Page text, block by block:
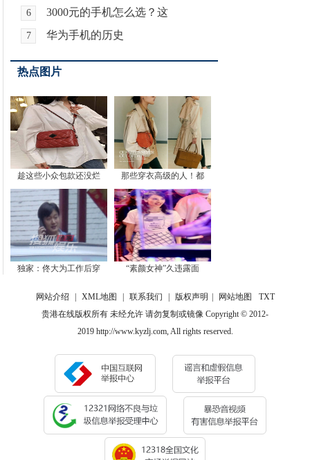
6 3000元的手机怎么选？这
7 华为手机的历史
热点图片
趁这些小众包款还没烂 那些穿衣高级的人！都
独家：佟大为工作后穿 “素颜女神”久违露面
网站介绍 XML地图 联系我们 版权声明 网站地图
TXT
贵港在线版权所有 未经允许 请勿复制或镜像 Copyright © 2012-
2019 http://www.kyzlj.com, All rights reserved.